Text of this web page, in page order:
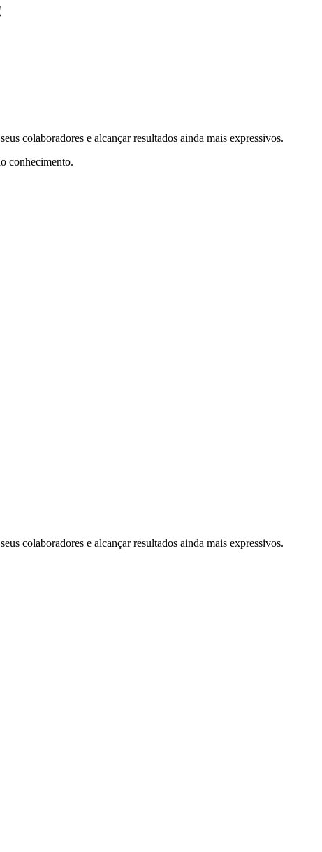
colaboradores e alcançar resultados ainda mais expressivos.
conhecimento.
colaboradores e alcançar resultados ainda mais expressivos.